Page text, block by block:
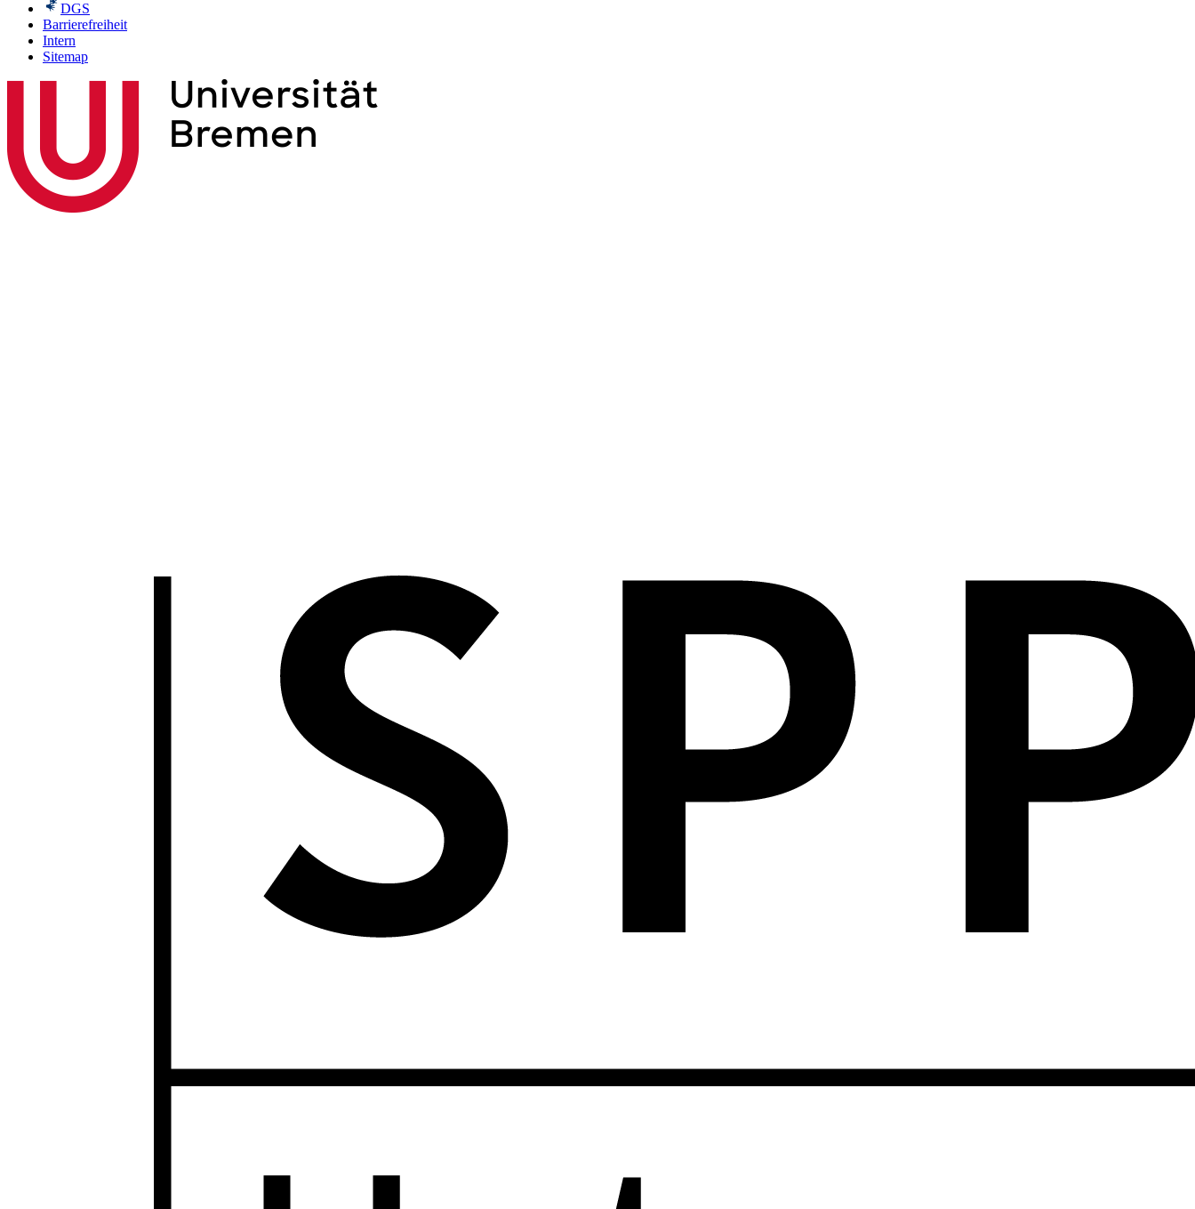
DGS
Barrierefreiheit
Intern
Sitemap